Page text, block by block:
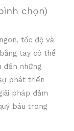
chọn)
tốc độ và
bằng tay có thể
đến những
phát triển
pháp đảm
báu trong